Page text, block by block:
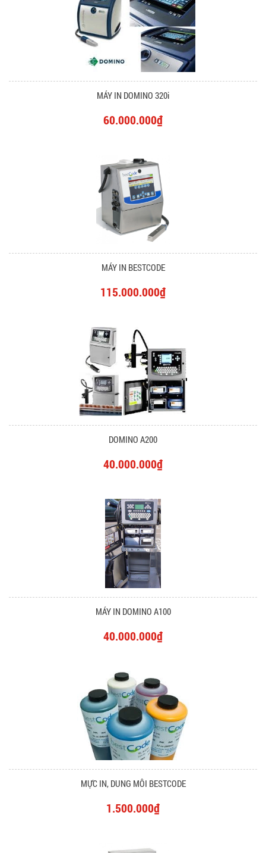
MÁY IN DOMINO 320i
60.000.000₫
MÁY IN BESTCODE
115.000.000₫
DOMINO A200
40.000.000₫
MÁY IN DOMINO A100
40.000.000₫
MỰC IN, DUNG MÔI BESTCODE
1.500.000₫